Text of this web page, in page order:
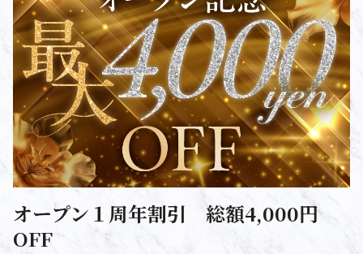
オープン１周年割引 総額4,000円
OFF